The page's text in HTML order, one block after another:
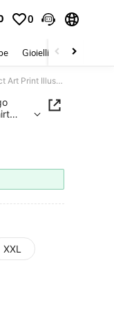
0
Gioielli E Accessori
MOO Mojito Cocktail Illustration Logo Texture Streetwear Brand Printed Short Sleeve Shirt Summer Bartender Style Abstract Art Print Illustration For Youth Everyday Wear
For
XXL